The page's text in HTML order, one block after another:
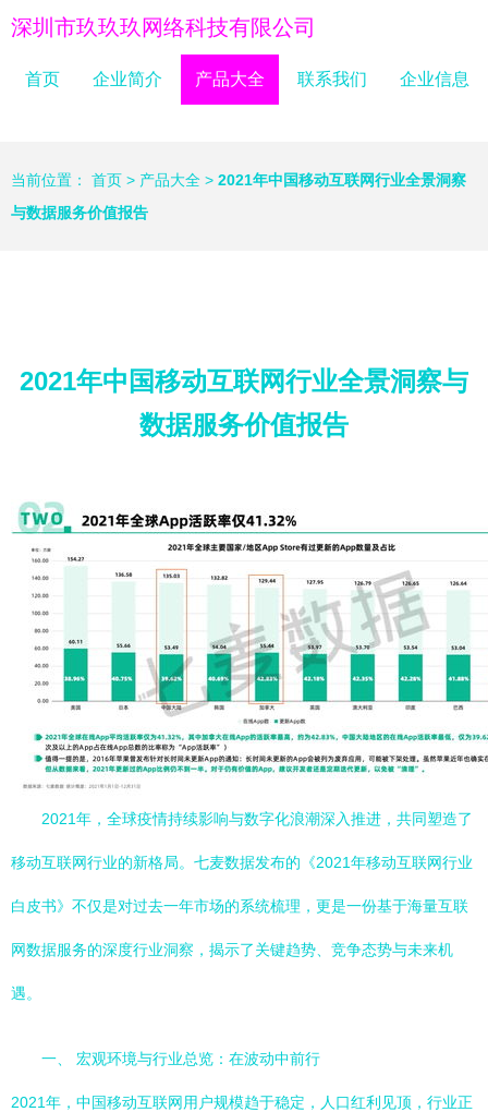
深圳市玖玖玖网络科技有限公司
首页 企业简介 产品大全 联系我们 企业信息
当前位置： 首页 > 产品大全 > 2021年中国移动互联网行业全景洞察
与数据服务价值报告
2021年中国移动互联网行业全景洞察与
数据服务价值报告
2021年，全球疫情持续影响与数字化浪潮深入推进，共同塑造了
移动互联网行业的新格局。七麦数据发布的《2021年移动互联网行业
白皮书》不仅是对过去一年市场的系统梳理，更是一份基于海量互联
网数据服务的深度行业洞察，揭示了关键趋势、竞争态势与未来机
遇。
一、 宏观环境与行业总览：在波动中前行
2021年，中国移动互联网用户规模趋于稳定，人口红利见顶，行业正